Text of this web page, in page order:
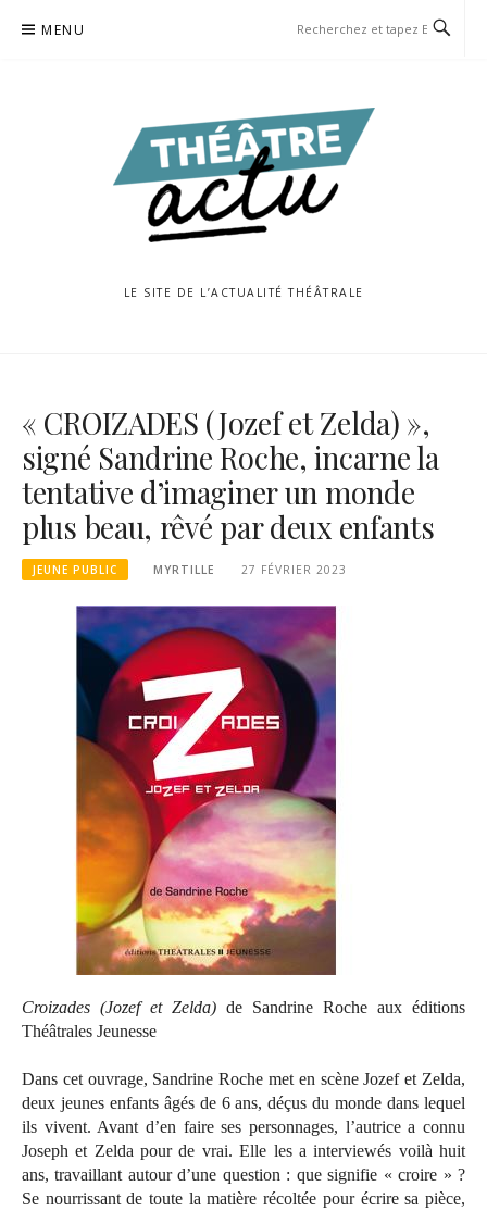
MENU
LE SITE DE L’ACTUALITÉ THÉÂTRALE
« CROIZADES (Jozef et Zelda) »,
signé Sandrine Roche, incarne la
tentative d’imaginer un monde
plus beau, rêvé par deux enfants
JEUNE PUBLIC MYRTILLE 27 FÉVRIER 2023
Croizades (Jozef et Zelda) de Sandrine Roche aux éditions
Théâtrales Jeunesse
Dans cet ouvrage, Sandrine Roche met en scène Jozef et Zelda,
deux jeunes enfants âgés de 6 ans, déçus du monde dans lequel
ils vivent. Avant d’en faire ses personnages, l’autrice a connu
Joseph et Zelda pour de vrai. Elle les a interviewés voilà huit
ans, travaillant autour d’une question : que signifie « croire » ?
Se nourrissant de toute la matière récoltée pour écrire sa pièce,